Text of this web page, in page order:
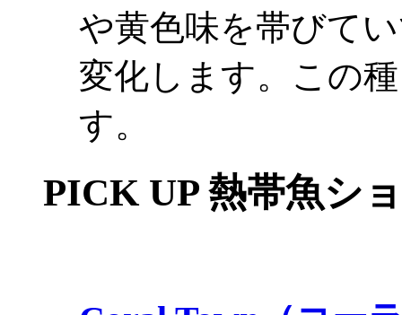
や黄色味を帯びて
変化します。この
す。
PICK UP 熱帯魚シ